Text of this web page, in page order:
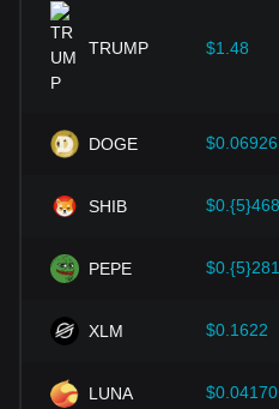
TRUMP $1.48
DOGE $0.06926
SHIB
PEPE
XLM $0.1622
LUNA $0.04170